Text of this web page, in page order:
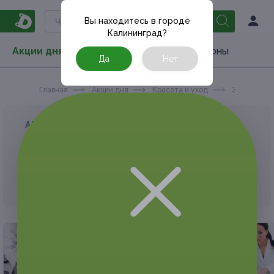
Акции дня Товары Туризм РестоКупоны
Вы находитесь в городе
Калининград?
Да Нет
Главная Акции дня Красота и уход Эпиляция
АКЦИЯ, КОТОРУЮ ВЫ ИСКАЛИ, ЗАВЕРШЕНА.
Но у Frendi есть предложения, которые
могут вам понравиться!